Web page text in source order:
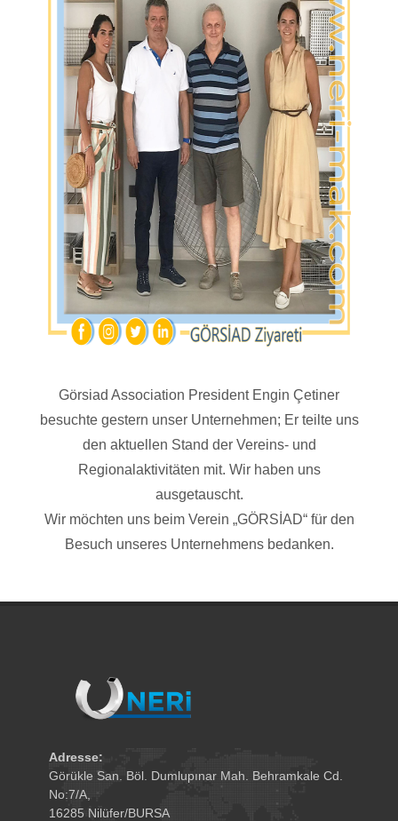
Görsiad Association President Engin Çetiner
besuchte gestern unser Unternehmen; Er teilte uns
den aktuellen Stand der Vereins- und
Regionalaktivitäten mit. Wir haben uns
ausgetauscht.
Wir möchten uns beim Verein „GÖRSİAD“ für den
Besuch unseres Unternehmens bedanken.
Adresse:
Görükle San. Böl. Dumlupınar Mah. Behramkale Cd.
No:7/A,
16285 Nilüfer/BURSA